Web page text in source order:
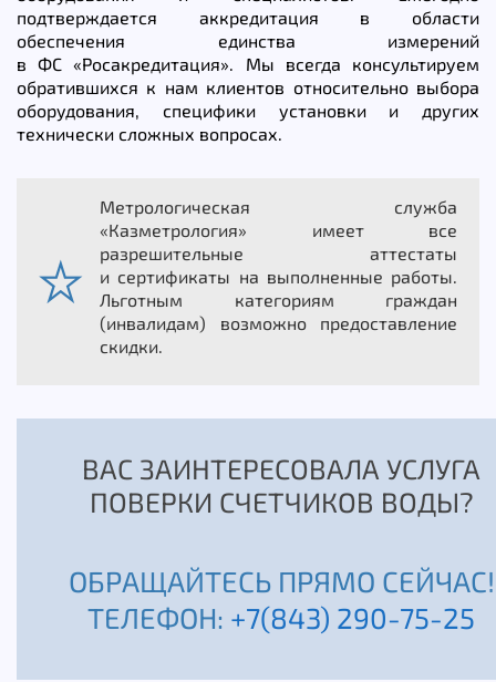
подтверждается аккредитация в области
обеспечения единства измерений
в ФС «Росакредитация». Мы всегда консультируем
обратившихся к нам клиентов относительно выбора
оборудования, специфики установки и других
технически сложных вопросах.
Метрологическая служба
«Казметрология» имеет все
разрешительные аттестаты
и сертификаты на выполненные работы.
Льготным категориям граждан
(инвалидам) возможно предоставление
скидки.
ВАС ЗАИНТЕРЕСОВАЛА УСЛУГА
ПОВЕРКИ СЧЕТЧИКОВ ВОДЫ?
ОБРАЩАЙТЕСЬ ПРЯМО СЕЙЧАС!
ТЕЛЕФОН: +7(843) 290-75-25